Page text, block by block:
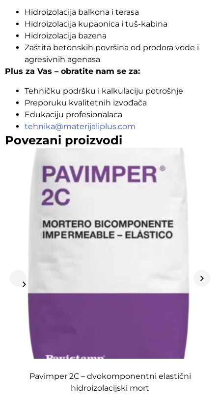
Hidroizolacija balkona i terasa
Hidroizolacija kupaonica i tuš-kabina
Hidroizolacija bazena
Zaštita betonskih površina od prodora vode i
agresivnih agenasa
Plus za Vas – obratite nam se za:
Tehničku podršku i kalkulaciju potrošnje
Preporuku kvalitetnih izvođača
Edukaciju profesionalaca
tehnika@materijaliplus.com
Povezani proizvodi
Pavimper 2C – dvokomponentni elastični
hidroizolacijski mort